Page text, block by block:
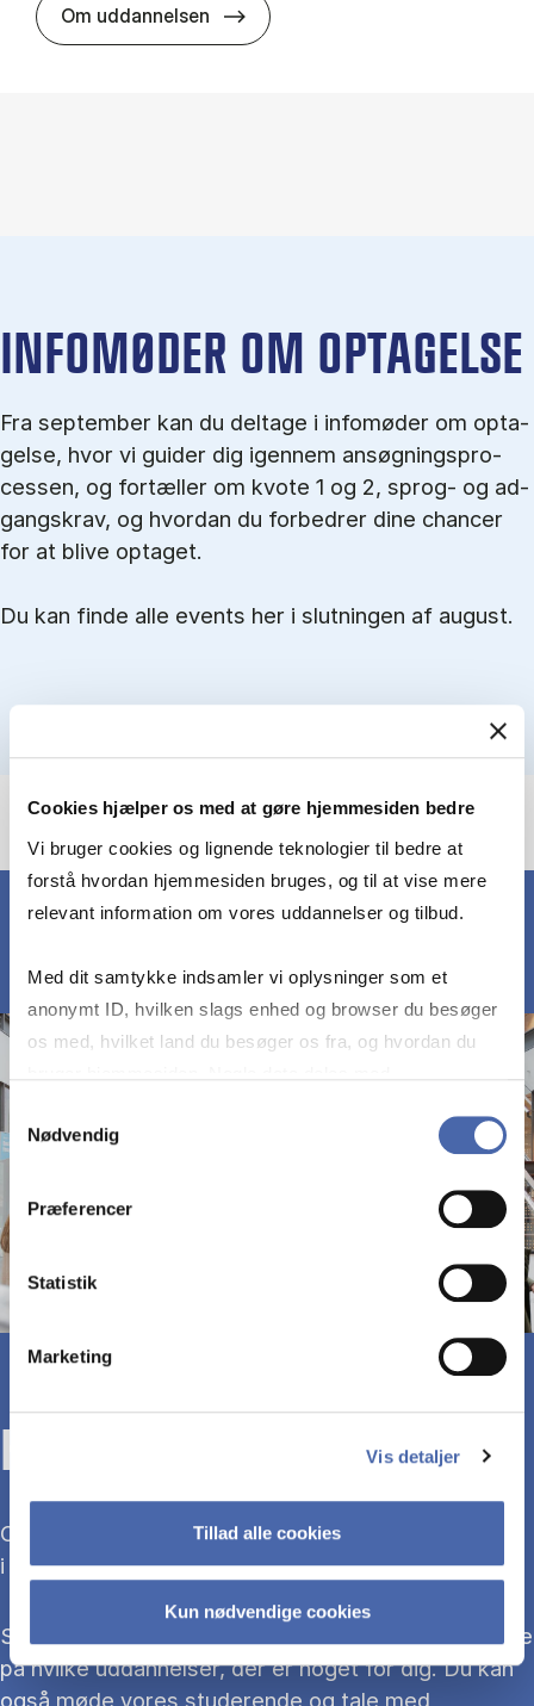
Cookies hjælper os med at gøre hjemmesiden bedre
Vi bruger cookies og lignende teknologier til bedre at
forstå hvordan hjemmesiden bruges, og til at vise mere
relevant information om vores uddannelser og tilbud.
Med dit samtykke indsamler vi oplysninger som et
anonymt ID, hvilken slags enhed og browser du besøger
os med, hvilket land du besøger os fra, og hvordan du
markedsføring. Du bestemmer selv - og kan altid trække
Nødvendig
Præferencer
Statistik
Marketing
Vis detaljer
Tillad alle cookies
Kun nødvendige cookies
Om uddannelsen HA(fil.) - erhvervs­økonomi og
IN­FO­MØ­DER OM OP­TA­GEL­SE
Fra september kan du del­tage i in­fo­mø­der om op­ta­
gel­se, hvor vi gu­i­der dig igen­nem an­søg­nings­pro­
ces­sen, og for­tæl­ler om kvo­te 1 og 2, sprog- og ad­
gangs­krav, og hvordan du forbedrer dine chancer
for at blive optaget.
Du kan finde alle events her i slutningen af august.
KOM TIL ÅBENT HUS
Overvejer du at søge ind på en bacheloruddannelse
i 2027?
Så kom med til Åbent Hus, hvor du kan blive klogere
på hvilke uddannelser, der er noget for dig. Du kan
også møde vores studerende og tale med